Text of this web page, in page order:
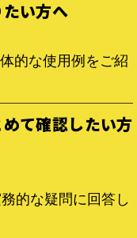
い方へ
的な使用例をご紹
て確認したい方
的な疑問に回答し